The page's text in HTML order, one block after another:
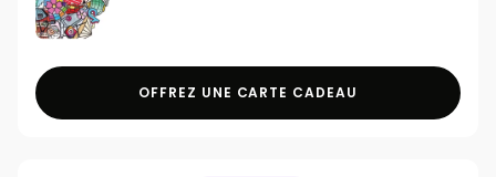
OFFREZ UNE CARTE CADEAU